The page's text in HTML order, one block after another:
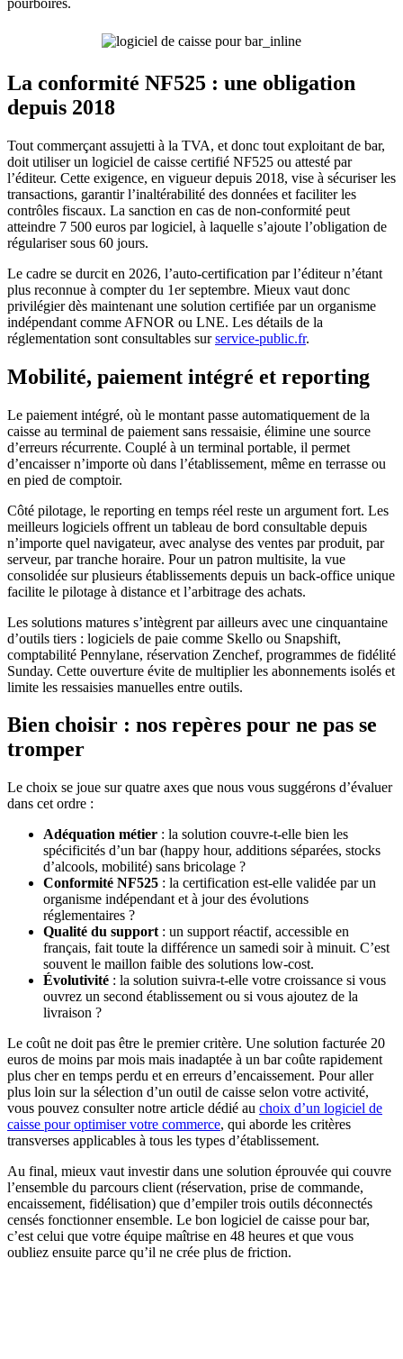
La conformité NF525 : une obligation
depuis 2018
Tout commerçant assujetti à la TVA, et donc tout exploitant de bar,
doit utiliser un logiciel de caisse certifié NF525 ou attesté par
l’éditeur. Cette exigence, en vigueur depuis 2018, vise à sécuriser les
transactions, garantir l’inaltérabilité des données et faciliter les
contrôles fiscaux. La sanction en cas de non-conformité peut
atteindre 7 500 euros par logiciel, à laquelle s’ajoute l’obligation de
régulariser sous 60 jours.
Le cadre se durcit en 2026, l’auto-certification par l’éditeur n’étant
plus reconnue à compter du 1er septembre. Mieux vaut donc
privilégier dès maintenant une solution certifiée par un organisme
indépendant comme AFNOR ou LNE. Les détails de la
réglementation sont consultables surservice-public.fr.
Mobilité, paiement intégré et reporting
Le paiement intégré, où le montant passe automatiquement de la
caisse au terminal de paiement sans ressaisie, élimine une source
d’erreurs récurrente. Couplé à un terminal portable, il permet
d’encaisser n’importe où dans l’établissement, même en terrasse ou
en pied de comptoir.
Côté pilotage, le reporting en temps réel reste un argument fort. Les
meilleurs logiciels offrent un tableau de bord consultable depuis
n’importe quel navigateur, avec analyse des ventes par produit, par
serveur, par tranche horaire. Pour un patron multisite, la vue
consolidée sur plusieurs établissements depuis un back-office unique
facilite le pilotage à distance et l’arbitrage des achats.
Les solutions matures s’intègrent par ailleurs avec une cinquantaine
d’outils tiers : logiciels de paie comme Skello ou Snapshift,
comptabilité Pennylane, réservation Zenchef, programmes de fidélité
Sunday. Cette ouverture évite de multiplier les abonnements isolés et
limite les ressaisies manuelles entre outils.
Bien choisir : nos repères pour ne pas se
tromper
Le choix se joue sur quatre axes que nous vous suggérons d’évaluer
dans cet ordre :
Adéquation métier : la solution couvre-t-elle bien les
spécificités d’un bar (happy hour, additions séparées, stocks
d’alcools, mobilité) sans bricolage ?
Conformité NF525 : la certification est-elle validée par un
organisme indépendant et à jour des évolutions
réglementaires ?
Qualité du support : un support réactif, accessible en
français, fait toute la différence un samedi soir à minuit. C’est
souvent le maillon faible des solutions low-cost.
Évolutivité : la solution suivra-t-elle votre croissance si vous
ouvrez un second établissement ou si vous ajoutez de la
livraison ?
Le coût ne doit pas être le premier critère. Une solution facturée 20
euros de moins par mois mais inadaptée à un bar coûte rapidement
plus cher en temps perdu et en erreurs d’encaissement. Pour aller
plus loin sur la sélection d’un outil de caisse selon votre activité,
vous pouvez consulter notre article dédié au choix d’un logiciel de
caisse pour optimiser votre commerce, qui aborde les critères
transverses applicables à tous les types d’établissement.
Au final, mieux vaut investir dans une solution éprouvée qui couvre
l’ensemble du parcours client (réservation, prise de commande,
encaissement, fidélisation) que d’empiler trois outils déconnectés
censés fonctionner ensemble. Le bon logiciel de caisse pour bar,
c’est celui que votre équipe maîtrise en 48 heures et que vous
oubliez ensuite parce qu’il ne crée plus de friction.